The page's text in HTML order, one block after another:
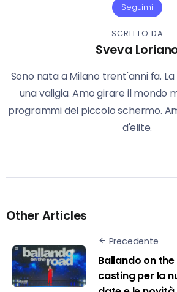
Seguimi
SCRITTO DA
Sveva
Sono nata a Milano trent'anni fa.
una valigia. Amo girare il mondo
programmi del piccolo schermo.
d'elite.
Other Articles
Precedente
Ballando on
casting per la